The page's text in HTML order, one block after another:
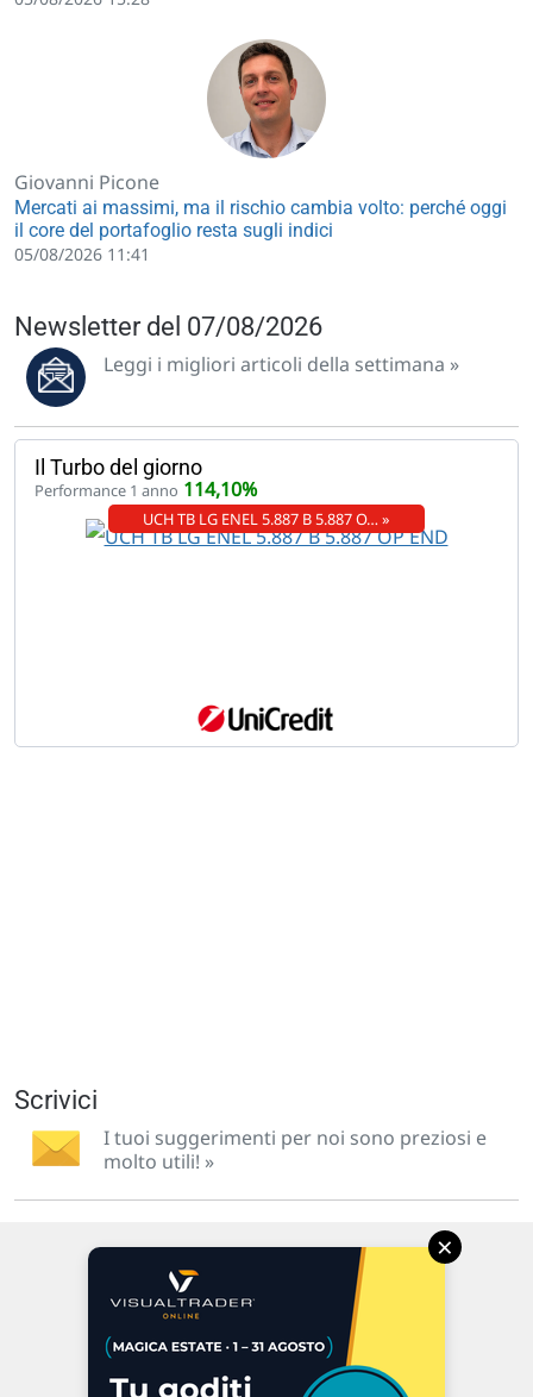
Giovanni Picone
Mercati ai massimi, ma il rischio cambia volto: perché oggi
il core del portafoglio resta sugli indici
05/08/2026 11:41
Newsletter del 07/08/2026
Leggi i migliori articoli della settimana »
Il Turbo del giorno
Performance 1 anno 114,10%
UCH TB LG ENEL 5.887 B 5.887 O… »
Scrivici
I tuoi suggerimenti per noi sono preziosi e
molto utili! »
Via Macanno, 38/A
P.IVA 02 452 460 401
×